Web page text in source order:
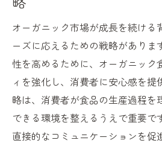
オーガニック市場が成長を続ける
ーズに応えるための戦略がありま
性を高めるために、オーガニック
ィを強化し、消費者に安心感を提
略は、消費者が食品の生産過程を
できる環境を整えるうえで重要で
直接的なコミュニケーションを促